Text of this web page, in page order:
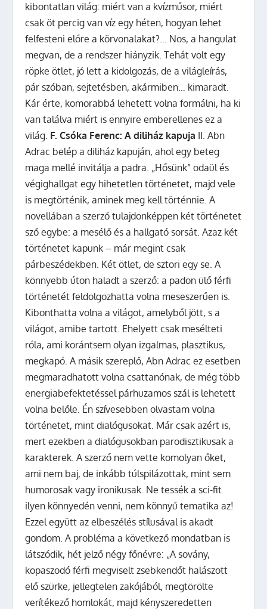
kibontatlan világ: miért van a kvízműsor, miért
csak öt percig van víz egy héten, hogyan lehet
felfesteni előre a körvonalakat?… Nos, a hangulat
megvan, de a rendszer hiányzik. Tehát volt egy
röpke ötlet, jó lett a kidolgozás, de a világleírás,
pár szóban, sejtetésben, akármiben… kimaradt.
Kár érte, komorabbá lehetett volna formálni, ha ki
van találva miért is ennyire emberellenes ez a
világ. F. Csóka Ferenc: A diliház kapuja II. Abn
Adrac belép a diliház kapuján, ahol egy beteg
maga mellé invitálja a padra. „Hősünk” odaül és
végighallgat egy hihetetlen történetet, majd vele
is megtörténik, aminek meg kell történnie. A
novellában a szerző tulajdonképpen két történetet
sző egybe: a mesélő és a hallgató sorsát. Azaz két
történetet kapunk – már megint csak
párbeszédekben. Két ötlet, de sztori egy se. A
könnyebb úton haladt a szerző: a padon ülő férfi
történetét feldolgozhatta volna meseszerűen is.
Kibonthatta volna a világot, amelyből jött, s a
világot, amibe tartott. Ehelyett csak mesélteti
róla, ami korántsem olyan izgalmas, plasztikus,
megkapó. A másik szereplő, Abn Adrac ez esetben
megmaradhatott volna csattanónak, de még több
energiabefektetéssel párhuzamos szál is lehetett
volna belőle. Én szívesebben olvastam volna
történetet, mint dialógusokat. Már csak azért is,
mert ezekben a dialógusokban parodisztikusak a
karakterek. A szerző nem vette komolyan őket,
ami nem baj, de inkább túlspilázottak, mint sem
humorosak vagy ironikusak. Ne tessék a sci-fit
ilyen könnyedén venni, nem könnyű tematika az!
Ezzel együtt az elbeszélés stílusával is akadt
gondom. A probléma a következő mondatban is
látszódik, hét jelző négy főnévre: „A sovány,
kopaszodó férfi megviselt zsebkendőt halászott
elő szürke, jellegtelen zakójából, megtörölte
verítékező homlokát, majd kényszeredetten